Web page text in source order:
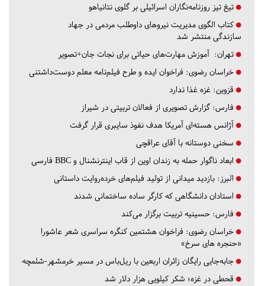
تیغ تیز روزنامه‌نگاران اسرائیلی بر گلوی نتانیاهو
کتاب الگوی مدیریت نیروهای داوطلب مردمی در جهاد
سازندگی منتشر شد
تهران: آموزش مهارت‌های حیاتی برای نجات جان+تصویر
خراسان رضوی: فراخوان ایده و طرح فیلم‌نامه معلم دوست‌داشتنی
قزوین: غزه غذا ندارد
فارس: گزارش تصویری از فعالان تربیتی در شیراز
آژانس هسته‌ای آمریکا هدف نفوذ سایبری قرار گرفت
سخنی دوستانه با آقای عراقچی
ابعاد ناگوار حمله به زندان اوین از قاب اینترنشنال و BBC فارسی
البرز: بازدید میدانی از تولید فیلم‌های خرده‌روایت داستانی
استادان دانشگاهی که کارگر ساده ساختمانی شدند
فارس: حسینیه تربیت برگزار می‌کند
خراسان رضوی: فراخوان هشتمین کنگره سراسری شعر عاشورا
«حنجره های سرخ»
جابه‌جایی رایگان زائران اربعین با ریل‌باس در مسیر خرمشهر-شلمچه
قحطی در غزه؛ شکر کیلویی هزار دلار شد